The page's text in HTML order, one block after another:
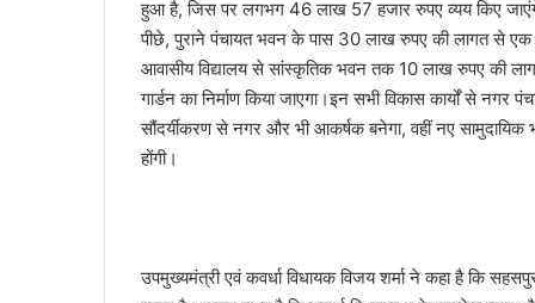
हुआ है, जिस पर लगभग 46 लाख 57 हजार रुपए व्यय किए
पीछे, पुराने पंचायत भवन के पास 30 लाख रुपए की लागत से एक
आवासीय विद्यालय से सांस्कृतिक भवन तक 10 लाख रुपए की
गार्डन का निर्माण किया जाएगा।इन सभी विकास कार्यों से
सौंदर्यीकरण से नगर और भी आकर्षक बनेगा, वहीं नए सामुदायिक
होंगी।
उपमुख्यमंत्री एवं कवर्धा विधायक विजय शर्मा ने कहा है कि